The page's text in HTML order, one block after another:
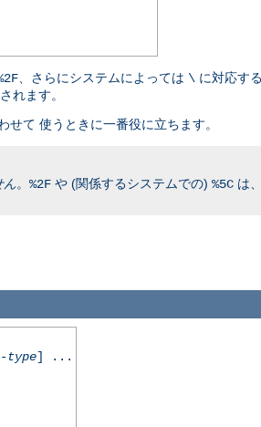
、さらにシステムによっては \ に対応する
れます。
せて 使うときに一番役に立ちます。
ん。 %2F や (関係するシステムでの) %5C は
type] ...